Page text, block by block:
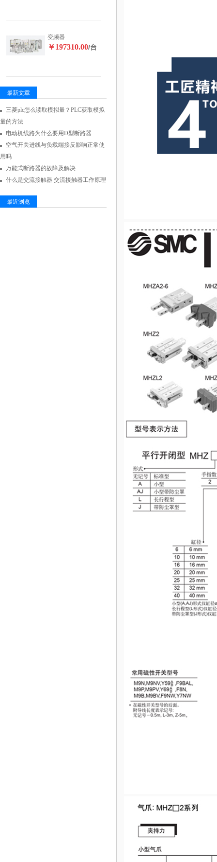
变频器
￥197310.00/台
最新文章
三菱plc怎么读取模拟量？PLC获取模拟
量的方法
电动机线路为什么要用D型断路器
空气开关进线与负载端接反影响正常使
用吗
万能式断路器的故障及解决
什么是交流接触器 交流接触器工作原理
最近浏览